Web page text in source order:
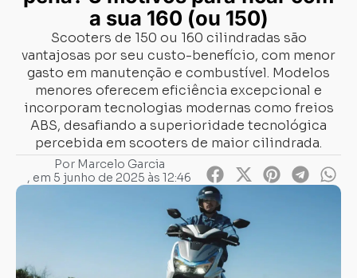
a sua 160 (ou 150)
Scooters de 150 ou 160 cilindradas são
vantajosas por seu custo-benefício, com menor
gasto em manutenção e combustível. Modelos
menores oferecem eficiência excepcional e
incorporam tecnologias modernas como freios
ABS, desafiando a superioridade tecnológica
percebida em scooters de maior cilindrada.
PorMarcelo Garcia
, em 5 junho de 2025 às 12:46